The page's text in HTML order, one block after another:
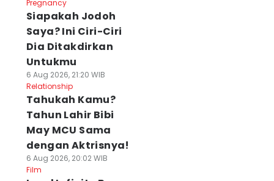
Pregnancy
Siapakah Jodoh
Saya? Ini Ciri-Ciri
Dia Ditakdirkan
Untukmu
6 Aug 2026, 21:20 WIB
Relationship
Tahukah Kamu?
Tahun Lahir Bibi
May MCU Sama
dengan Aktrisnya!
6 Aug 2026, 20:02 WIB
Film